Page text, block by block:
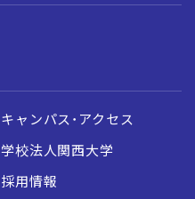
キャンパス・アクセス
学校法人関西大学
採用情報